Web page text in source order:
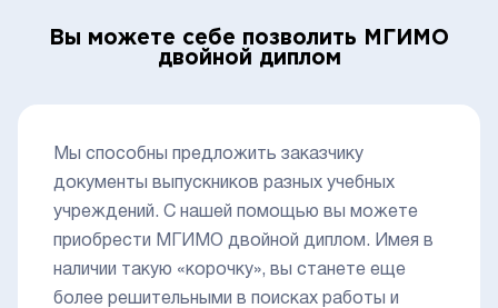
Вы можете себе позволить МГИМО
двойной диплом
Мы способны предложить заказчику
документы выпускников разных учебных
учреждений. С нашей помощью вы можете
приобрести МГИМО двойной диплом. Имея в
наличии такую «корочку», вы станете еще
более решительными в поисках работы и